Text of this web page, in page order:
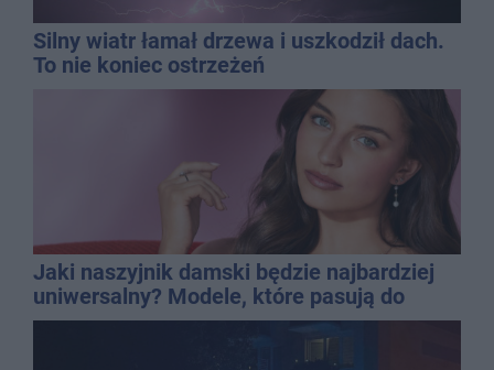
Silny wiatr łamał drzewa i uszkodził dach.
To nie koniec ostrzeżeń
Jaki naszyjnik damski będzie najbardziej
uniwersalny? Modele, które pasują do
wielu stylizacji